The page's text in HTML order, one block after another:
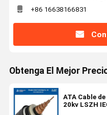
+86 16638166831
Obtenga El Mejor
ATA Cable
20kv LSZH